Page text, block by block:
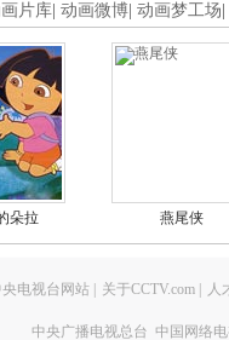
片库 动画微博 动画梦工场
朵拉 燕尾侠
电视台网站 关于CCTV.com 人
中央广播电视总台 中国网络